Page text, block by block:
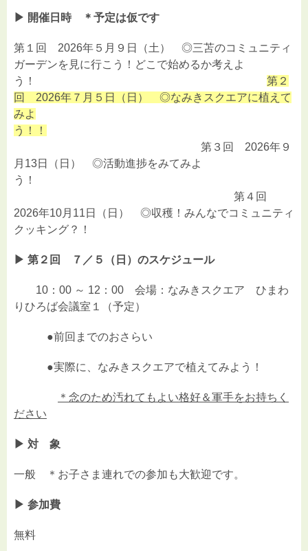
▶︎ 開催日時 ＊予定は仮です
第１回 2026年５月９日（土） ◎三苫のコミュニティ
ガーデンを見に行こう！どこで始めるか考えよ
う！ 第２
回 2026年７月５日（日） ◎なみきスクエアに植えて
みよ
う！！
第３回 2026年９
月13日（日） ◎活動進捗をみてみよ
う！
第４回
2026年10月11日（日） ◎収穫！みんなでコミュニティ
クッキング？！
▶︎ 第２回 ７／５（日）のスケジュール
10：00 ～ 12：00 会場：なみきスクエア ひまわ
りひろば会議室１（予定）
●前回までのおさらい
●実際に、なみきスクエアで植えてみよう！
＊念のため汚れてもよい格好＆軍手をお持ちく
ださい
▶︎ 対 象
一般 ＊お子さま連れでの参加も大歓迎です。
▶︎ 参加費
無料